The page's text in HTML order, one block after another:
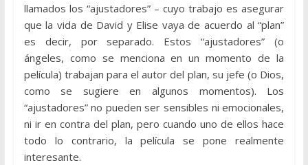
llamados los “ajustadores” – cuyo trabajo es asegurar
que la vida de David y Elise vaya de acuerdo al “plan”
es decir, por separado. Estos “ajustadores” (o
ángeles, como se menciona en un momento de la
película) trabajan para el autor del plan, su jefe (o Dios,
como se sugiere en algunos momentos). Los
“ajustadores” no pueden ser sensibles ni emocionales,
ni ir en contra del plan, pero cuando uno de ellos hace
todo lo contrario, la película se pone realmente
interesante.